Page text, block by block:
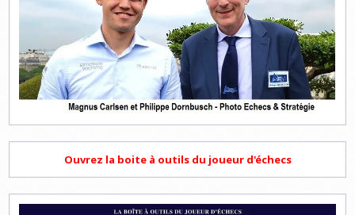
Ouvrez la boite à outils du joueur d'échecs